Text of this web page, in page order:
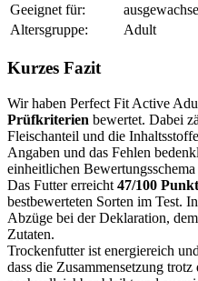
Geeignet für:
Altersgruppe:
Adult
Kurzes Fazit
Wir haben Perfect Fit Active
Prüfkriterien bewertet. Dabei
Fleischanteil und die
Angaben und das Fehlen
einheitlichen
Das Futter erreicht 47/100
bestbewerteten Sorten im Test.
Abzüge bei der Deklaration,
Zutaten.
Trockenfutter ist energiereich
dass die Zusammensetzung